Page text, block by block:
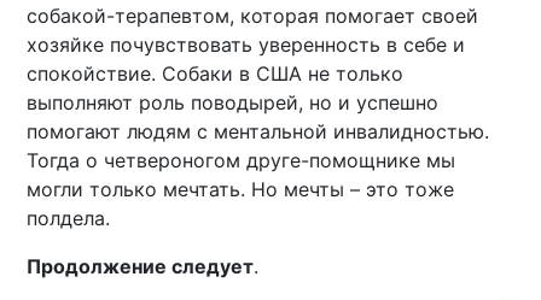
собакой-терапевтом, которая помогает своей
хозяйке почувствовать уверенность в себе и
спокойствие. Собаки в США не только
выполняют роль поводырей, но и успешно
помогают людям с ментальной инвалидностью.
Тогда о четвероногом друге-помощнике мы
могли только мечтать. Но мечты – это тоже
полдела.
Продолжение следует.